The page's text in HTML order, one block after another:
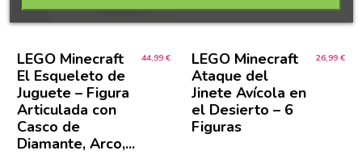
LEGO Minecraft
El Esqueleto de
Juguete – Figura
Articulada con
Casco de
Diamante, Arco,...
44,99 €
LEGO Minecraft
Ataque del
Jinete Avícola en
el Desierto – 6
Figuras
26,99 €